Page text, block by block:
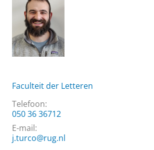
Faculteit der Letteren
Telefoon:
050 36 36712
E-mail:
j.turco@rug.nl